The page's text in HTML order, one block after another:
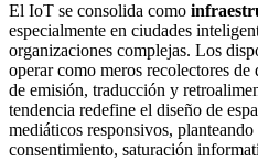
El IoT se consolida como
especialmente en ciudades
organizaciones complejas. Los
operar como meros recolectores
de emisión, traducción y
tendencia redefine el diseño de
mediáticos responsivos,
consentimiento, saturación